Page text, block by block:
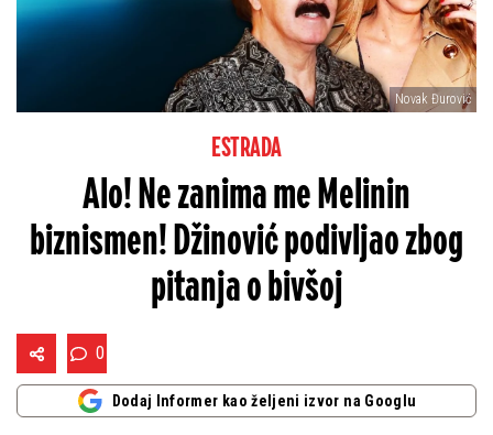
Novak Đurović
ESTRADA
Alo! Ne zanima me Melinin
biznismen! Džinović podivljao zbog
pitanja o bivšoj
0
Dodaj Informer kao željeni izvor na Googlu